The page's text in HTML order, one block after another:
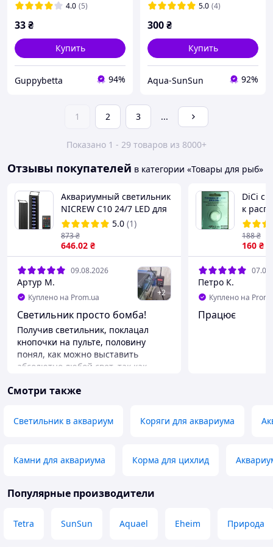
4.0 (5)
33₴
Купить
Guppybetta 94%
5.0 (4)
300₴
Купить
Аqua-SunSun 92%
1 2 3 ...
Показано 1 - 29 товаров из 8000+
Отзывы покупателей в категории «Товары для рыб»
Аквариумный светильник
NICREW C10 24/7 LED для
растений
5.0 (1)
646.02 ₴
873₴
09.08.2026
Артур М.
Куплено на Prom.ua +2
Светильник просто бомба!
Получив светильник, поклацал
кнопочки на пульте, половину
понял, как можно выставить
абсолютно любой свет, так как
отдельные каналы плюс/минус.
тут пришлось читать инструкцию,
так как светильник оказался умнее.
на сутки. На проводе светильника
приемник для пульта, с ней сильно
не разбирался, но что-то там
переключать/настраивать, есть 4
DiCi
к
DC05-
160 ₴
188₴
Петро К.
Куплено на
Працює
Смотри также
Светильник в аквариум Коряги для аквариума
Камни для аквариума Корма для цихлид
Популярные производители
Tetra SunSun Aquael Eheim Природа